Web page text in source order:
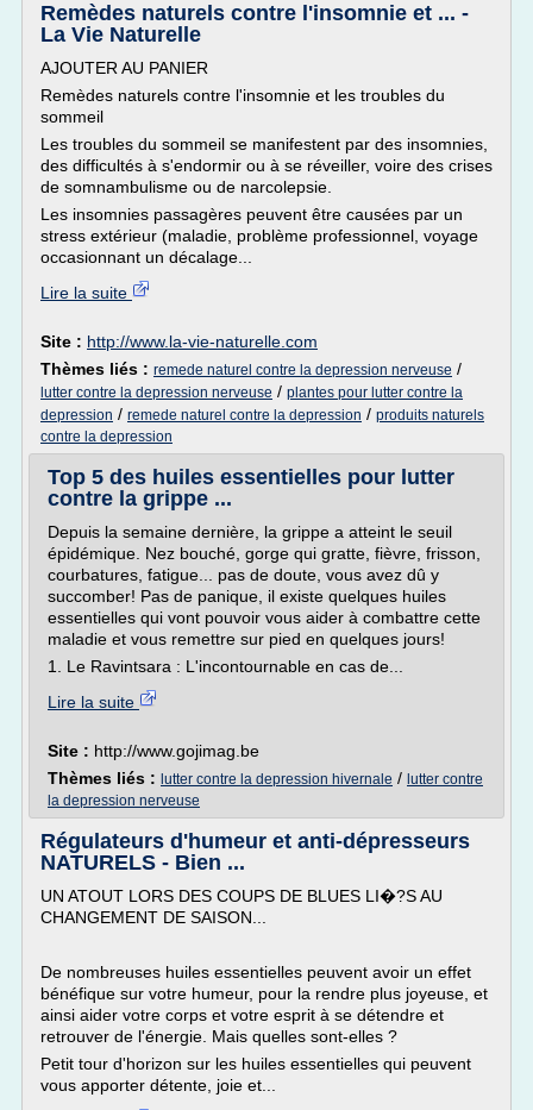
Remèdes naturels contre l'insomnie et ... -
La Vie Naturelle
AJOUTER AU PANIER
Remèdes naturels contre l'insomnie et les troubles du
sommeil
Les troubles du sommeil se manifestent par des insomnies,
des difficultés à s'endormir ou à se réveiller, voire des crises
de somnambulisme ou de narcolepsie.
Les insomnies passagères peuvent être causées par un
stress extérieur (maladie, problème professionnel, voyage
occasionnant un décalage...
Lire la suite
Site : http://www.la-vie-naturelle.com
Thèmes liés : remede naturel contre la depression nerveuse /
lutter contre la depression nerveuse / plantes pour lutter contre la
depression / remede naturel contre la depression / produits naturels
contre la depression
Top 5 des huiles essentielles pour lutter
contre la grippe ...
Depuis la semaine dernière, la grippe a atteint le seuil
épidémique. Nez bouché, gorge qui gratte, fièvre, frisson,
courbatures, fatigue... pas de doute, vous avez dû y
succomber! Pas de panique, il existe quelques huiles
essentielles qui vont pouvoir vous aider à combattre cette
maladie et vous remettre sur pied en quelques jours!
1. Le Ravintsara : L'incontournable en cas de...
Lire la suite
Site : http://www.gojimag.be
Thèmes liés : lutter contre la depression hivernale / lutter contre
la depression nerveuse
Régulateurs d'humeur et anti-dépresseurs
NATURELS - Bien ...
UN ATOUT LORS DES COUPS DE BLUES LI�?S AU
CHANGEMENT DE SAISON...
De nombreuses huiles essentielles peuvent avoir un effet
bénéfique sur votre humeur, pour la rendre plus joyeuse, et
ainsi aider votre corps et votre esprit à se détendre et
retrouver de l'énergie. Mais quelles sont-elles ?
Petit tour d'horizon sur les huiles essentielles qui peuvent
vous apporter détente, joie et...